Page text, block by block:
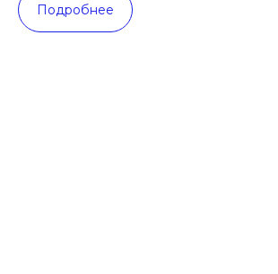
Подробнее